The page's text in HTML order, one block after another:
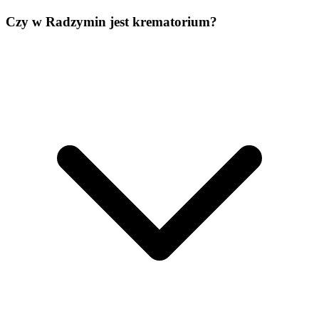
Czy w Radzymin jest krematorium?